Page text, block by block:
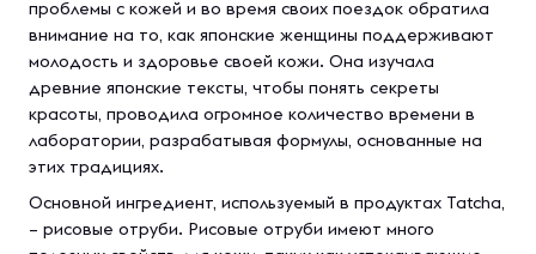
проблемы с кожей и во время своих поездок обратила
внимание на то, как японские женщины поддерживают
молодость и здоровье своей кожи. Она изучала
древние японские тексты, чтобы понять секреты
красоты, проводила огромное количество времени в
лаборатории, разрабатывая формулы, основанные на
этих традициях.
Основной ингредиент, используемый в продуктах Tatcha,
– рисовые отруби. Рисовые отруби имеют много